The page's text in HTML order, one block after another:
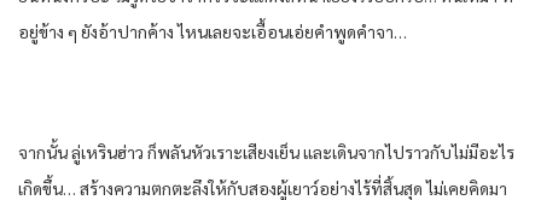
อยู่​ข้าง ๆ​ ยัง​อ้าปากค้าง​ ไหน​เลย​จะเอื้อนเอ่ย​คำพูดคำจา​…
จากนั้น​ ลู่​เห​ริน​ฮ่าว​ ก็​พลัน​หัวเราะ​เสียง​เย็น​ และ​เดิน​จากไป​ราวกับ​ไม่มีอะไร​
เกิดขึ้น​… สร้าง​ความ​ตกตะลึง​ให้​กับ​สอง​ผู้เยาว์​อย่าง​ไร้​ที่​สิ้นสุด​ ไม่เคย​คิด​มา